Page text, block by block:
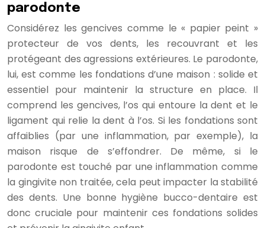
parodonte
Considérez les gencives comme le « papier peint »
protecteur de vos dents, les recouvrant et les
protégeant des agressions extérieures. Le parodonte,
lui, est comme les fondations d’une maison : solide et
essentiel pour maintenir la structure en place. Il
comprend les gencives, l’os qui entoure la dent et le
ligament qui relie la dent à l’os. Si les fondations sont
affaiblies (par une inflammation, par exemple), la
maison risque de s’effondrer. De même, si le
parodonte est touché par une inflammation comme
la gingivite non traitée, cela peut impacter la stabilité
des dents. Une bonne hygiène bucco-dentaire est
donc cruciale pour maintenir ces fondations solides